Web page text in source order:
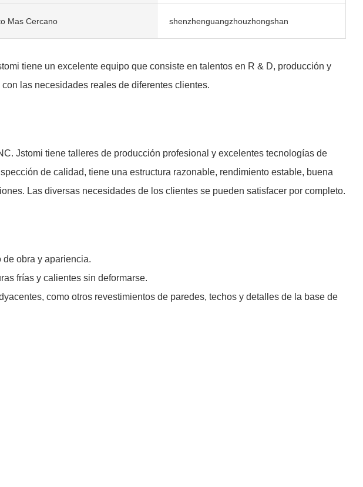
Mas Cercano shenzhenguangzhouzhongshan
tiene un excelente equipo que consiste en talentos en R & D, producción y
las necesidades reales de diferentes clientes.
Jstomi tiene talleres de producción profesional y excelentes tecnologías de
de calidad, tiene una estructura razonable, rendimiento estable, buena
Las diversas necesidades de los clientes se pueden satisfacer por completo.
obra y apariencia.
frías y calientes sin deformarse.
como otros revestimientos de paredes, techos y detalles de la base de